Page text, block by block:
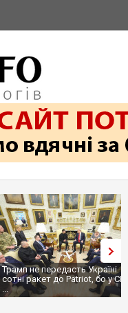
Трамп не передасть Україні
сотні ракет до Patriot, бо у
...